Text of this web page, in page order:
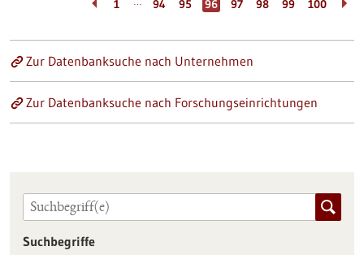
1 94 95 96 97 98 99 100
Zur Datenbanksuche nach Unternehmen
Zur Datenbanksuche nach Forschungseinrichtungen
Suchbegriffe